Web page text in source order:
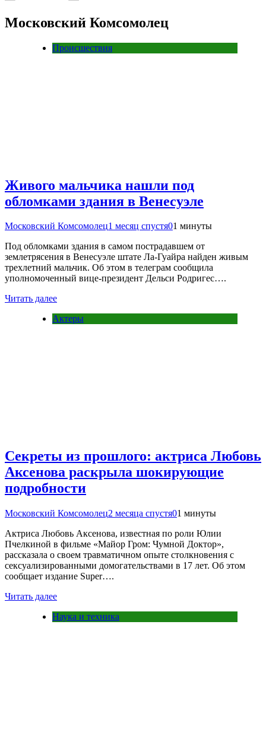
Московский Комсомолец
Происшествия
Живого мальчика нашли под
обломками здания в Венесуэле
Московский Комсомолец1 месяц спустя01 минуты
Под обломками здания в самом пострадавшем от
землетрясения в Венесуэле штате Ла-Гуайра найден живым
трехлетний мальчик. Об этом в телеграм сообщила
уполномоченный вице-президент Дельси Родригес….
Читать далее
Актеры
Секреты из прошлого: актриса Любовь
Аксенова раскрыла шокирующие
подробности
Московский Комсомолец2 месяца спустя01 минуты
Актриса Любовь Аксенова, известная по роли Юлии
Пчелкиной в фильме «Майор Гром: Чумной Доктор»,
рассказала о своем травматичном опыте столкновения с
сексуализированными домогательствами в 17 лет. Об этом
сообщает издание Super….
Читать далее
Наука и техника